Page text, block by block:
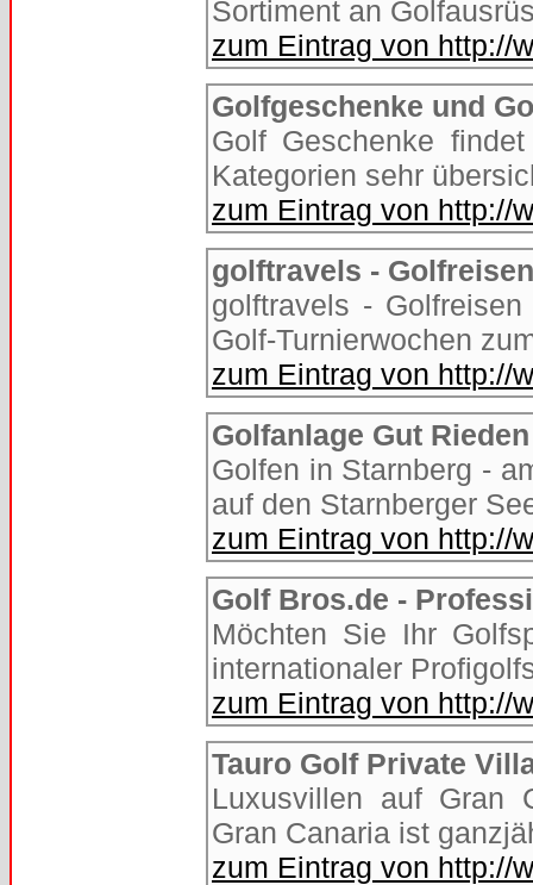
Sortiment an
zum Eintrag von http://
Golfgeschenke und
Golf Geschenke
Kategorien sehr
zum Eintrag von http://
golftravels -
golftravels -
Golf-Turnierwochen
zum Eintrag von http://
Golfanlage Gut Rieden
Golfen in Starnberg -
auf den Starnberger
zum Eintrag von http://
Golf Bros.de -
Möchten Sie Ihr
internationaler
zum Eintrag von http://
Tauro Golf Private
Luxusvillen auf Gran
Gran Canaria ist
zum Eintrag von http://